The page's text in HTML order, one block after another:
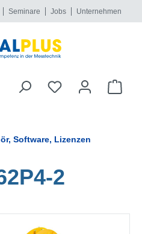
Seminare Jobs Unternehmen
Software, Lizenzen
2